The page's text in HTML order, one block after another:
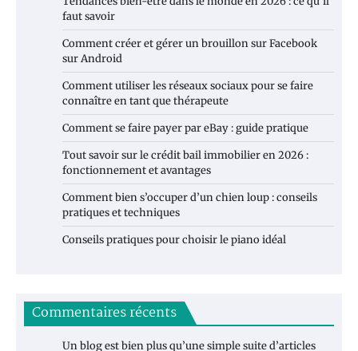
faut savoir
Comment créer et gérer un brouillon sur Facebook
sur Android
Comment utiliser les réseaux sociaux pour se faire
connaître en tant que thérapeute
Comment se faire payer par eBay : guide pratique
Tout savoir sur le crédit bail immobilier en 2026 :
fonctionnement et avantages
Comment bien s’occuper d’un chien loup : conseils
pratiques et techniques
Conseils pratiques pour choisir le piano idéal
Commentaires récents
Un blog est bien plus qu’une simple suite d’articles